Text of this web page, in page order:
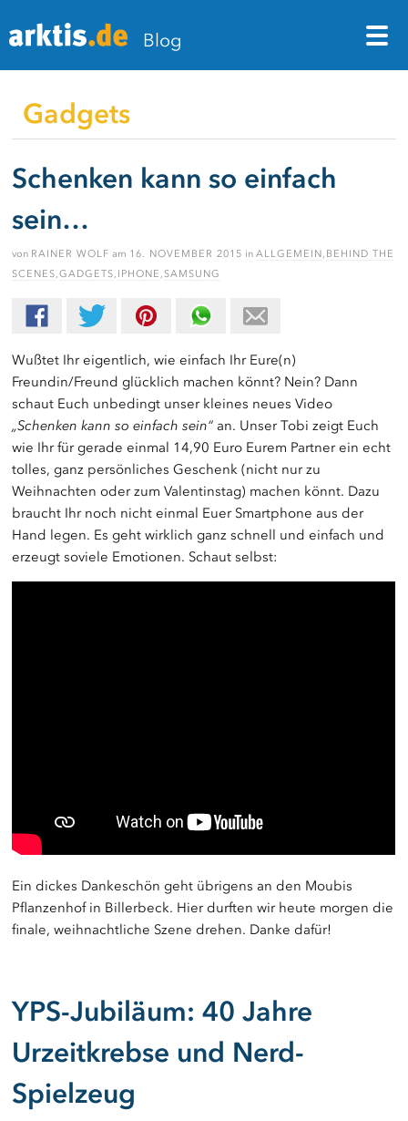
Blog M
Gadgets
Schenken kann so einfach
sein…
von RAINER WOLF am 16. NOVEMBER 2015 inALLGEMEIN, BEHIND THE
SCENES,GADGETS, IPHONE , SAMSUNG
Wußtet Ihr eigentlich, wie einfach Ihr Eure(n)
Freundin/Freund glücklich machen könnt? Nein? Dann
schaut Euch unbedingt unser kleines neues Video
„Schenken kann so einfach sein“ an. Unser Tobi zeigt Euch
wie Ihr für gerade einmal 14,90 Euro Eurem Partner ein echt
tolles, ganz persönliches Geschenk (nicht nur zu
Weihnachten oder zum Valentinstag) machen könnt. Dazu
braucht Ihr noch nicht einmal Euer Smartphone aus der
Hand legen. Es geht wirklich ganz schnell und einfach und
erzeugt soviele Emotionen. Schaut selbst:
Ein dickes Dankeschön geht übrigens an den Moubis
Pflanzenhof in Billerbeck. Hier durften wir heute morgen die
finale, weihnachtliche Szene drehen. Danke dafür!
YPS-Jubiläum: 40 Jahre
Urzeitkrebse und Nerd-
Spielzeug